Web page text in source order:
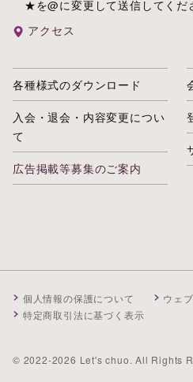
★を@に変更して送信してくだ
アクセス
各種様式のダウンロード
入会・退会・内容変更につい
て
広告掲載等募集のご案内
個人情報の保護について
ウェ
特定商取引法に基づく表示
© 2022-2026 Let's chuo. All Rights